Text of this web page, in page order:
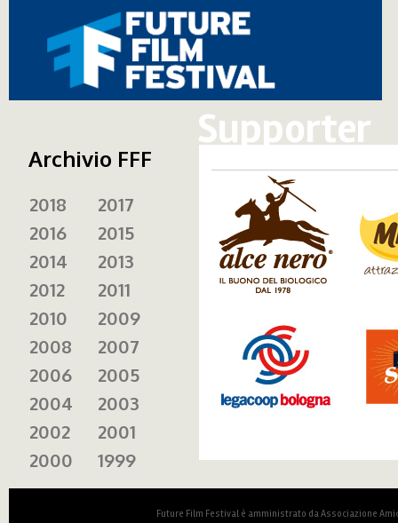
Supporter
nipponica_logo.png
legacoop.jpg
Archivio FFF
2018
2017
2016
2015
2014
2013
2012
2011
2010
2009
2008
2007
2006
2005
2004
2003
2002
2001
2000
1999
Future Film Festival è amministrato da Associazione